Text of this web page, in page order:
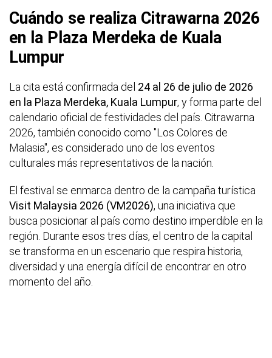
Cuándo se realiza Citrawarna 2026
en la Plaza Merdeka de Kuala
Lumpur
La cita está confirmada del 24 al 26 de julio de 2026
en la Plaza Merdeka, Kuala Lumpur, y forma parte del
calendario oficial de festividades del país. Citrawarna
2026, también conocido como "Los Colores de
Malasia", es considerado uno de los eventos
culturales más representativos de la nación.
El festival se enmarca dentro de la campaña turística
Visit Malaysia 2026 (VM2026), una iniciativa que
busca posicionar al país como destino imperdible en la
región. Durante esos tres días, el centro de la capital
se transforma en un escenario que respira historia,
diversidad y una energía difícil de encontrar en otro
momento del año.